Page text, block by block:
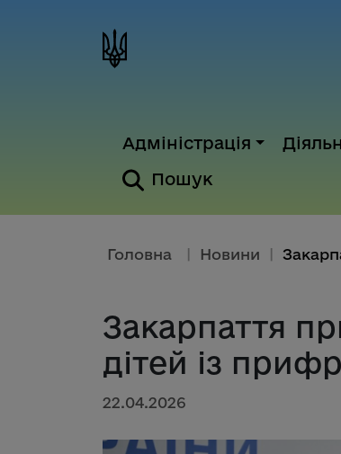
Адміністрація
Пошук
Головна Новини
Закарпаття
дітей із
22.04.2026